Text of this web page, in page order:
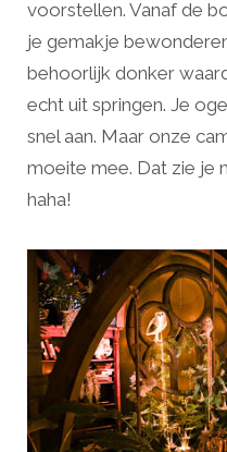
voorstellen. Vanaf de
je gemakje
behoorlijk donker
echt uit springen. Je
snel aan. Maar onze
moeite mee. Dat zie je
haha!